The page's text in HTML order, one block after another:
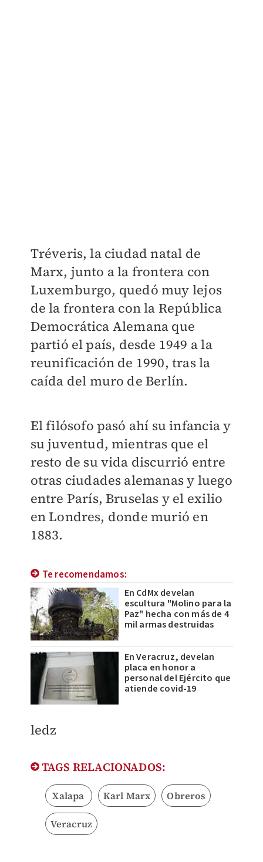
Tréveris, la ciudad natal de
Marx, junto a la frontera con
Luxemburgo, quedó muy lejos
de la frontera con la República
Democrática Alemana que
partió el país, desde 1949 a la
reunificación de 1990, tras la
caída del muro de Berlín.
El filósofo pasó ahí su infancia y
su juventud, mientras que el
resto de su vida discurrió entre
otras ciudades alemanas y luego
entre París, Bruselas y el exilio
en Londres, donde murió en
1883.
Te recomendamos:
En CdMx develan
escultura "Molino para la
Paz" hecha con más de 4
mil armas destruidas
En Veracruz, develan
placa en honor a
personal del Ejército que
atiende covid-19
ledz
TAGS RELACIONADOS:
Xalapa Karl Marx Obreros
Veracruz